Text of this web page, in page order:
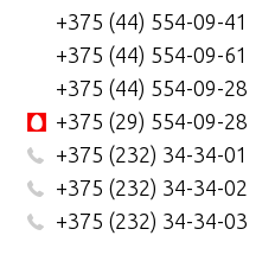
+375 (44) 554-09-41
+375 (44) 554-09-61
+375 (44) 554-09-28
+375 (29) 554-09-28
+375 (232) 34-34-01
+375 (232) 34-34-02
+375 (232) 34-34-03